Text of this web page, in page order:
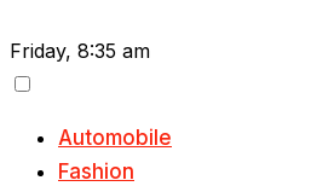
Friday, 8:35 am
Automobile
Fashion